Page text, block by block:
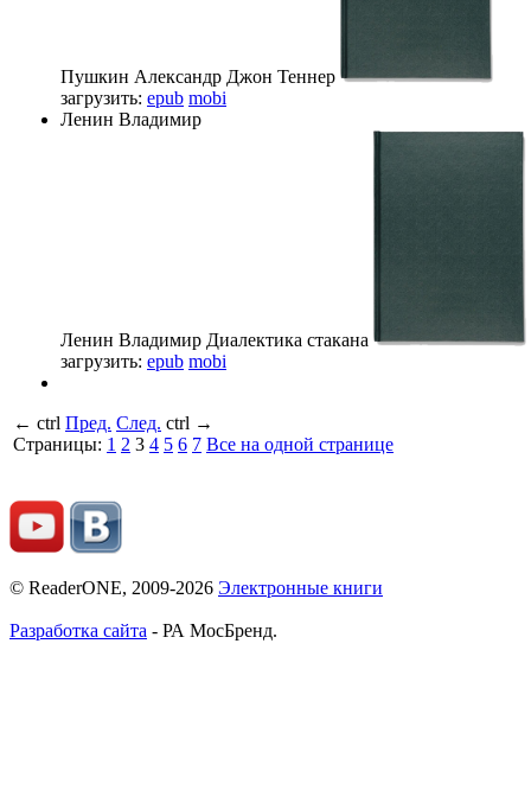
Пушкин Александр Джон Теннер
загрузить: epub mobi
Ленин Владимир
Ленин Владимир Диалектика стакана
загрузить: epub mobi
← ctrl Пред. След. ctrl →
Страницы: 1 2 3 4 5 6 7 Все на одной странице
© ReaderONE, 2009-2026 Электронные книги
Разработка сайта - РА МосБренд.